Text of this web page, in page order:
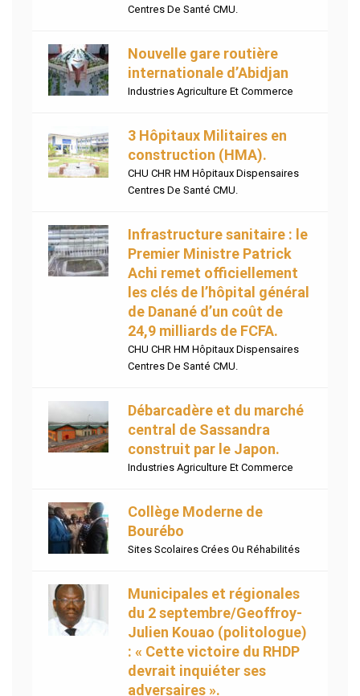
Centres De Santé CMU.
Nouvelle gare routière
internationale d’Abidjan
Industries Agriculture Et Commerce
3 Hôpitaux Militaires en
construction (HMA).
CHU CHR HM Hôpitaux Dispensaires
Centres De Santé CMU.
Infrastructure sanitaire : le
Premier Ministre Patrick
Achi remet officiellement
les clés de l’hôpital général
de Danané d’un coût de
24,9 milliards de FCFA.
CHU CHR HM Hôpitaux Dispensaires
Centres De Santé CMU.
Débarcadère et du marché
central de Sassandra
construit par le Japon.
Industries Agriculture Et Commerce
Collège Moderne de
Bourébo
Sites Scolaires Crées Ou Réhabilités
Municipales et régionales
du 2 septembre/Geoffroy-
Julien Kouao (politologue)
: « Cette victoire du RHDP
devrait inquiéter ses
adversaires ».